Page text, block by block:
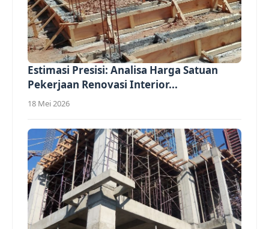
Estimasi Presisi: Analisa Harga Satuan
Pekerjaan Renovasi Interior...
18 Mei 2026